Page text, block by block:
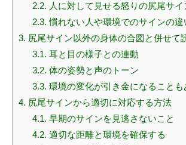
2.2. 人に対して見せる怒りの尻尾サイ
2.3. 慣れない人や環境でのサインの違
3. 尻尾サイン以外の身体の合図と併せて
3.1. 耳と目の様子との連動
3.2. 体の姿勢と声のトーン
3.3. 環境の変化が引き金になることも
4. 尻尾サインから適切に対応する方法
4.1. 早期のサインを見逃さないこと
4.2. 適切な距離と環境を確保する